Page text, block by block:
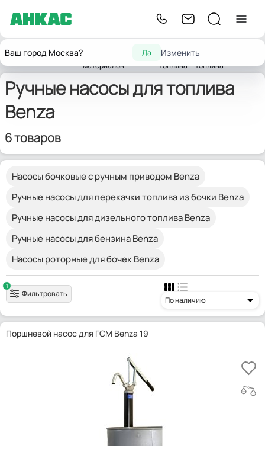
Ваш город Москва? Да Изменить
ГлавнаяНасосысмазочных
материалов
для
топлива
насосы для
топлива
Ручные насосы для топлива
Benza
6 товаров
Насосы бочковые с ручным приводом Benza
Ручные насосы для перекачки топлива из бочки Benza
Ручные насосы для дизельного топлива Benza
Ручные насосы для бензина Benza
Насосы роторные для бочек Benza
1
Фильтровать
По наличию
Поршневой насос для ГСМ Benza 19